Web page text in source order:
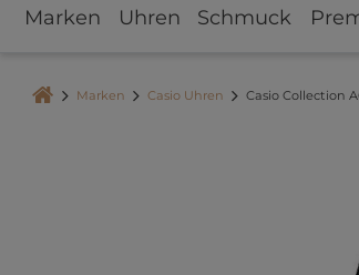
Marken Uhren Schmuck
Marken Casio Uhren Casio Collection